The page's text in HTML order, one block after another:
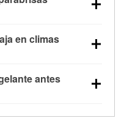
hasta la mitad de
los 0 °F, lo que
la sal y la nieve
la visibilidad.
en climas
°F que baja la
información sobre
antes